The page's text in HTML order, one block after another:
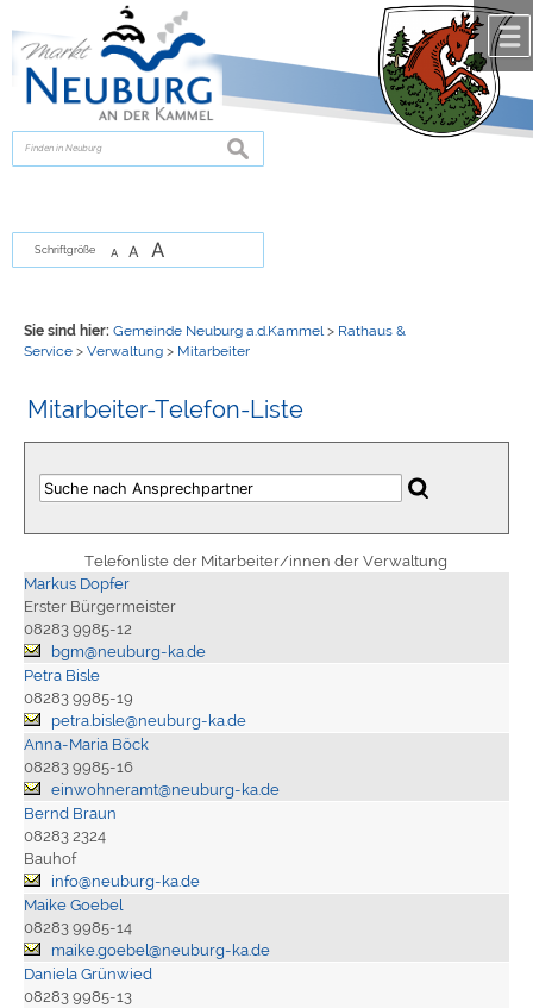
zur Navigationoder
springen.
suchen
Schriftgröße A A A
Sie sind hier: Gemeinde Neuburg a.d.Kammel > Rathaus &
Service> Verwaltung> Mitarbeiter
Mitarbeiter-Telefon-Liste
Telefonliste der Mitarbeiter/innen der Verwaltung
Markus Dopfer
Erster Bürgermeister
08283 9985-12
bgm@neuburg-ka.de
Petra Bisle
08283 9985-19
petra.bisle@neuburg-ka.de
Anna-Maria Böck
08283 9985-16
einwohneramt@neuburg-ka.de
Bernd Braun
08283 2324
Bauhof
info@neuburg-ka.de
Maike Goebel
08283 9985-14
maike.goebel@neuburg-ka.de
Daniela Grünwied
08283 9985-13